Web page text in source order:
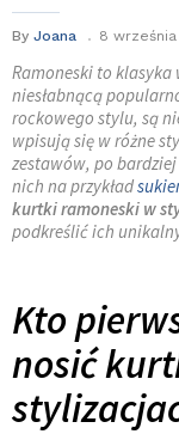
By Joana 8
Ramoneski to klasyka
niesłabnącą
rockowego stylu, są
wpisują się w różne
zestawów, po
nich na przykład
kurtki ramoneski w
podkreślić ich
Kto
nosić